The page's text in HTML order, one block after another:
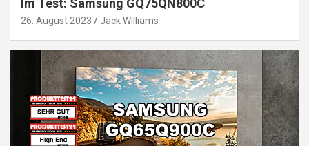
Im Test: Samsung GQ75QN800C
26. August 2023 Jack Williams